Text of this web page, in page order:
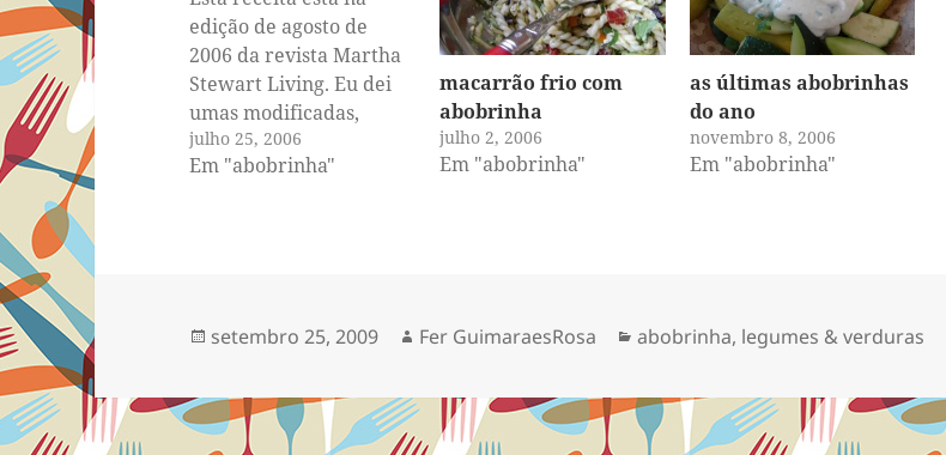
edição de agosto de
2006 da revista Martha
Stewart Living. Eu dei
umas modificadas,
porque o procedimento
era escaldar a
ou branqueamento]
fiz…
julho 25, 2006
Em "abobrinha"
macarrão frio com
abobrinha
julho 2, 2006
Em "abobrinha"
as últimas abobrinhas
do ano
novembro 8, 2006
Em "abobrinha"
Publicado
setembro 25, 2009 Autor
Fer GuimaraesRosa Categorias
abobrinha, legumes & verduras